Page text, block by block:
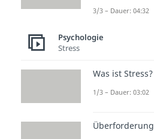
3/3 – Dauer: 04:32
Psychologie
Stress
Was ist Stress?
1/3 – Dauer: 03:02
Überforderung